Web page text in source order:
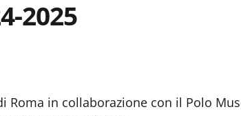
2025
in collaborazione con il Polo